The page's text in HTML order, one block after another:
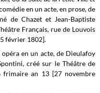
en un acte, en prose, de
de Chazet et Jean-Baptiste
Français, rue de Louvois
février 1802].
en un acte, de Dieulafoy
créé sur le Théâtre de
frimaire an 13 [27 novembre